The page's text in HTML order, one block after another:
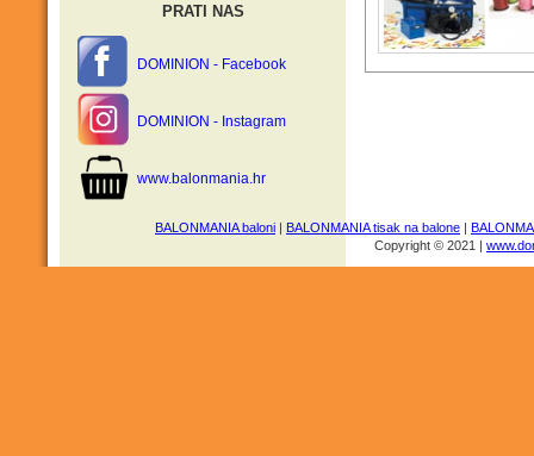
PRATI NAS
DOMINION - Facebook
DOMINION - Instagram
www.balonmania.hr
BALONMANIA baloni | BALONMANIA tisak na balone |
Copyright © 2021 |